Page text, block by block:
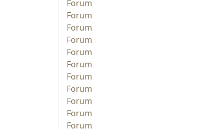
Forum
Forum
Forum
Forum
Forum
Forum
Forum
Forum
Forum
Forum
Forum